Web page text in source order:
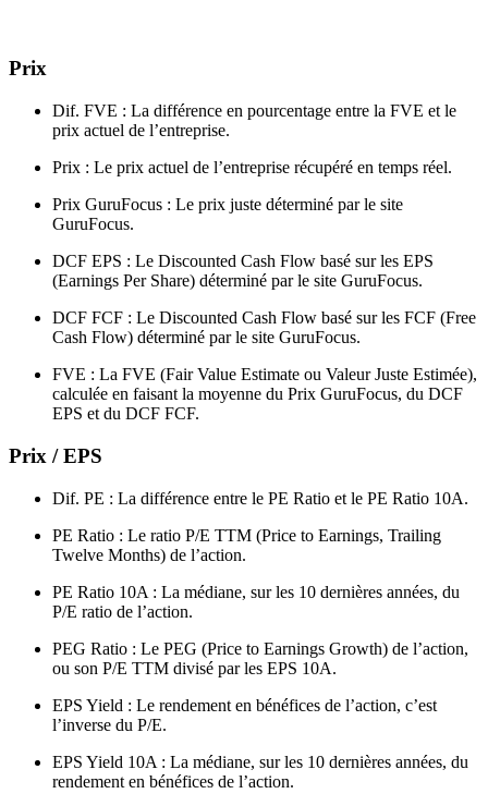
Prix
Dif. FVE : La différence en pourcentage entre la FVE et le
prix actuel de l’entreprise.
Prix : Le prix actuel de l’entreprise récupéré en temps réel.
Prix GuruFocus : Le prix juste déterminé par le site
GuruFocus.
DCF EPS : Le Discounted Cash Flow basé sur les EPS
(Earnings Per Share) déterminé par le site GuruFocus.
DCF FCF : Le Discounted Cash Flow basé sur les FCF (Free
Cash Flow) déterminé par le site GuruFocus.
FVE : La FVE (Fair Value Estimate ou Valeur Juste Estimée),
calculée en faisant la moyenne du Prix GuruFocus, du DCF
EPS et du DCF FCF.
Prix / EPS
Dif. PE : La différence entre le PE Ratio et le PE Ratio 10A.
PE Ratio : Le ratio P/E TTM (Price to Earnings, Trailing
Twelve Months) de l’action.
PE Ratio 10A : La médiane, sur les 10 dernières années, du
P/E ratio de l’action.
PEG Ratio : Le PEG (Price to Earnings Growth) de l’action,
ou son P/E TTM divisé par les EPS 10A.
EPS Yield : Le rendement en bénéfices de l’action, c’est
l’inverse du P/E.
EPS Yield 10A : La médiane, sur les 10 dernières années, du
rendement en bénéfices de l’action.